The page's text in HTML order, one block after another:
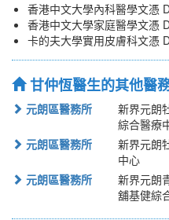
香港中文大學內科醫學文憑
香港中文大學家庭醫學文憑
卡的夫大學實用皮膚科文憑
甘仲恆醫生的其他醫
元朗區醫務所
新界元朗
綜合醫療
元朗區醫務所
新界元朗
中心
元朗區醫務所
新界元朗
舖基健綜